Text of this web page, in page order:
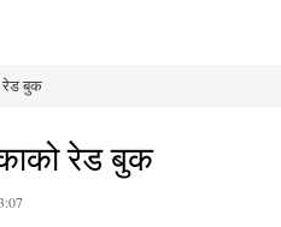
रेड बुक
रेड बुक